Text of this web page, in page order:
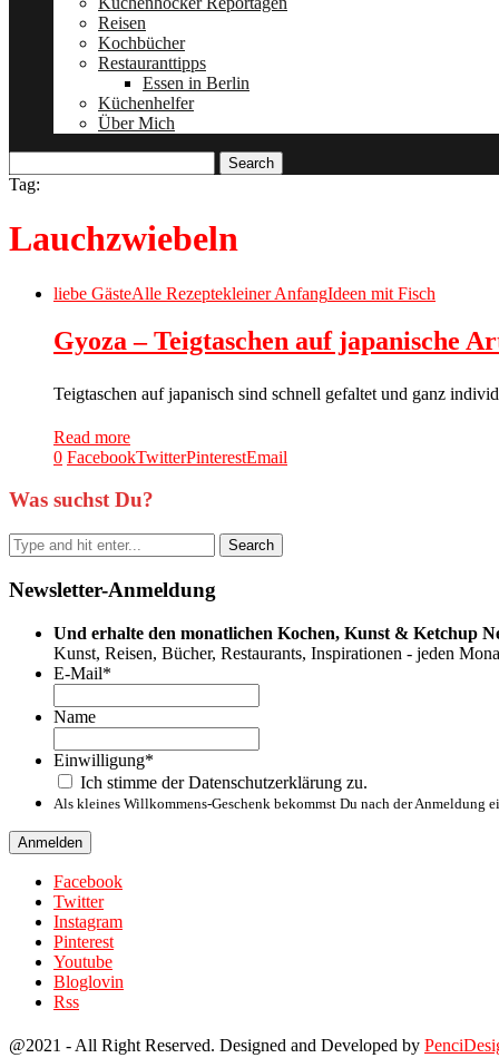
Reisen
Kochbücher
Restauranttipps
Essen in Berlin
Küchenhelfer
Über Mich
Search
Tag:
Lauchzwiebeln
liebe GästeAlle Rezeptekleiner AnfangIdeen mit Fisch
Gyoza – Teigtaschen auf japanische
Teigtaschen auf japanisch sind schnell gefaltet und ganz
Read more
0 FacebookTwitterPinterestEmail
Was suchst Du?
Newsletter-Anmeldung
Und erhalte den monatlichen Kochen, Kunst & Ketchup
Kunst, Reisen, Bücher, Restaurants, Inspirationen - jeden
E-Mail*
Name
Einwilligung*
Ich stimme der Datenschutzerklärung zu.
Als kleines Willkommens-Geschenk bekommst Du nach der Anmeldung
Anmelden
Facebook
Twitter
Instagram
Pinterest
Youtube
Bloglovin
Rss
@2021 - All Right Reserved. Designed and Developed by